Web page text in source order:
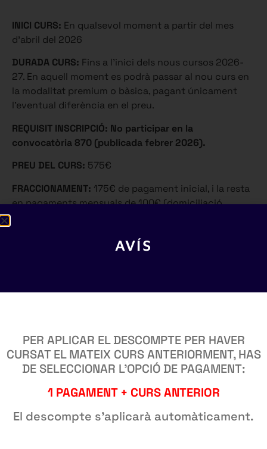
INICI CURS: En qualsevol moment a partir del mes
d’abril del 2026
DURADA CURS: Fins a l’inici dels nous cursos 2026-
27. En aquell moment es podrà passar al nou curs en
la modalitat premium o bàsica, pagant únicament
l’eventual diferència en el preu.
REQUISIT INSCRIPCIÓ: No participar en la
convocatòria 870 (publicada febrer 2026).
PREU DEL CURS: 575€
FRACCIONAMENT: 175€ de pagament inicial, i la resta
en pagaments mensuals de 100€ (domiciliació
fa l’abril, el 1r pagament domiciliat seria el mes de
Per haver fet altres cursos: consultar possible
descompte
Som-hi!
Mètode de
pagament
AVÍS
PER APLICAR EL DESCOMPTE PER HAVER
CURSAT EL MATEIX CURS ANTERIORMENT, HAS
DE SELECCIONAR L’OPCIÓ DE PAGAMENT:
1 PAGAMENT + CURS ANTERIOR
El descompte s’aplicarà automàticament.